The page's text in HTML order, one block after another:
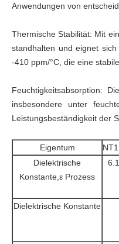
Anwendungen von
Thermische Stabilität: Mit
standhalten und eignet
-410 ppm/°C, die eine
Feuchtigkeitsabsorption:
insbesondere unter
Leistungsbeständigkeit der
Eigentum
Dielektrische
Konstante,ε Prozess
Dielektrische Konstante